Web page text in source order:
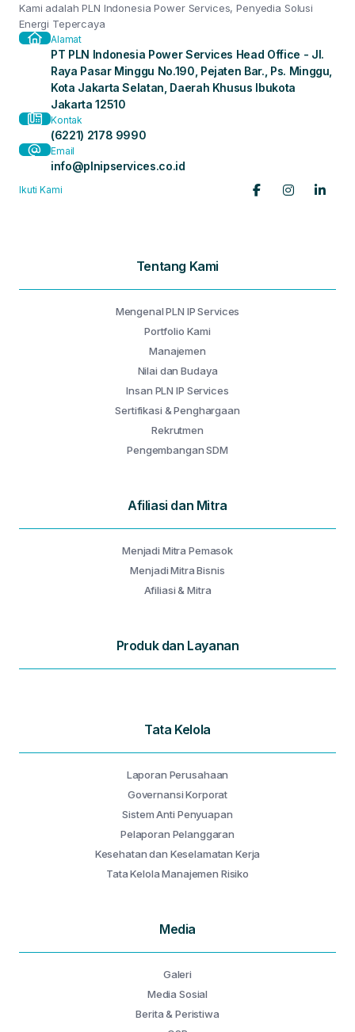
Kami adalah PLN Indonesia Power Services, Penyedia Solusi
Energi Tepercaya
Alamat
PT PLN Indonesia Power Services Head Office - Jl.
Raya Pasar Minggu No.190, Pejaten Bar., Ps. Minggu,
Kota Jakarta Selatan, Daerah Khusus Ibukota
Jakarta 12510
Kontak
(6221) 2178 9990
Email
info@plnipservices.co.id
Ikuti Kami
Tentang Kami
Mengenal PLN IP Services
Portfolio Kami
Manajemen
Nilai dan Budaya
Insan PLN IP Services
Sertifikasi & Penghargaan
Rekrutmen
Pengembangan SDM
Afiliasi dan Mitra
Menjadi Mitra Pemasok
Menjadi Mitra Bisnis
Afiliasi & Mitra
Produk dan Layanan
Tata Kelola
Laporan Perusahaan
Governansi Korporat
Sistem Anti Penyuapan
Pelaporan Pelanggaran
Kesehatan dan Keselamatan Kerja
Tata Kelola Manajemen Risiko
Media
Galeri
Media Sosial
Berita & Peristiwa